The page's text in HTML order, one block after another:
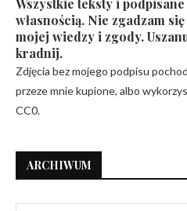
Wszystkie teksty i
własnością. Nie zgadzam
mojej wiedzy i zgody.
kradnij.
Zdjęcia bez mojego podpisu
przeze mnie kupione, albo
CC0.
ARCHIWUM